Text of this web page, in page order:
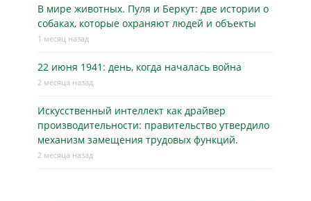
В мире животных. Пуля и Беркут: две истории о
собаках, которые охраняют людей и объекты
1 месяц назад
22 июня 1941: день, когда началась война
2 месяца назад
Искусственный интеллект как драйвер
производительности: правительство утвердило
механизм замещения трудовых функций.
2 месяца назад